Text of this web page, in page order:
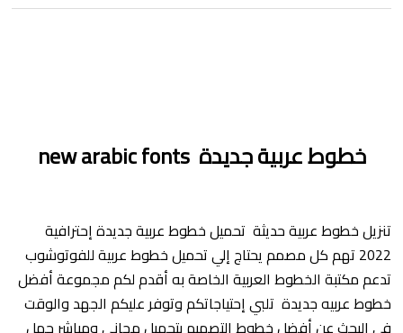
خطوط عربية جديدة new arabic fonts
تنزيل خطوط عربية حديثة تحميل خطوط عربية جديدة إحترافية
2022 تهم كل مصمم يحتاج إلي تحميل خطوط عربية للفوتوشوب
تدعم مكتبة الخطوط العربية الخاصة به أقدم لكم مجموعة أفضل
خطوط عربيه جديدة تلبي إحتياجاتكم وتوفر عليكم الجهد والوقت